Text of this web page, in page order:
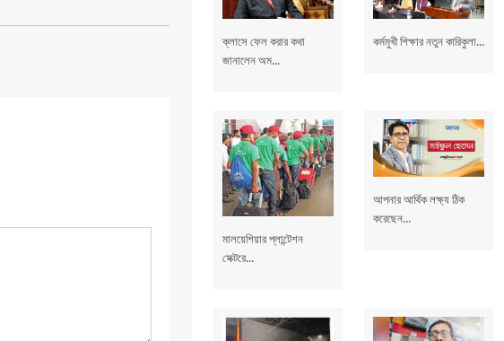
ক্লাসে ফেল করার কথা
জানালেন অম...
কর্মমুখী শিক্ষার নতুন কারিকুলা...
মালয়েশিয়ার প্লান্টেশন
সেক্টরে...
আপনার আর্থিক লক্ষ্য ঠিক
করেছেন...